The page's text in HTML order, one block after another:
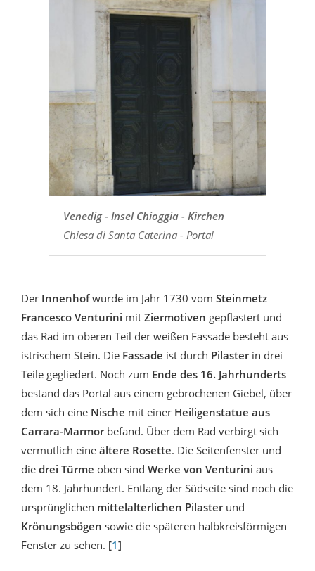
Venedig - Insel Chioggia - Kirchen
Chiesa di Santa Caterina - Portal
Der Innenhofwurde im Jahr 1730 vom Steinmetz
Francesco Venturini mit Ziermotiven gepflastert und
das Rad im oberen Teil der weißen Fassade besteht aus
istrischem Stein. Die Fassade ist durch Pilasterin drei
Teile gegliedert. Noch zum Ende des 16. Jahrhunderts
bestand das Portal aus einem gebrochenen Giebel, über
dem sich eine Nische mit einer Heiligenstatue aus
Carrara-Marmorbefand. Über dem Rad verbirgt sich
vermutlich eine ältere Rosette. Die Seitenfenster und
die drei Türme oben sind Werke von Venturini aus
dem 18. Jahrhundert. Entlang der Südseite sind noch die
ursprünglichen mittelalterlichen Pilasterund
Krönungsbögen sowie die späteren halbkreisförmigen
Fenster zu sehen. [1]